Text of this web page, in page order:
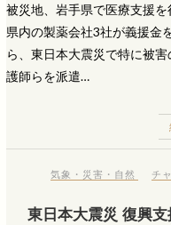
被災地、岩手県で医療支援
県内の製薬会社3社が義援金
ら、東日本大震災で特に被
護師らを派遣…
気象・災害・自然 チ
東日本大震災 復興